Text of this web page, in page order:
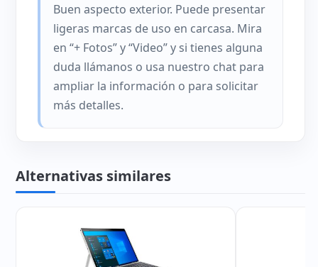
Buen aspecto exterior. Puede presentar
ligeras marcas de uso en carcasa. Mira
en “+ Fotos” y “Video” y si tienes alguna
duda llámanos o usa nuestro chat para
ampliar la información o para solicitar
más detalles.
Alternativas similares